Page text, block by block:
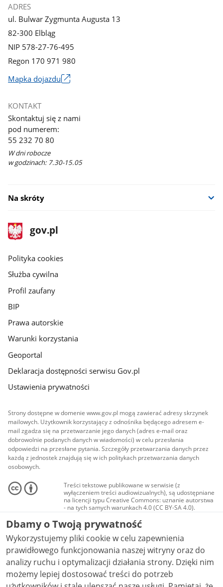
ADRES
ul. Bulwar Zygmunta Augusta 13
82-300 Elbląg
NIP 578-27-76-495
Regon 170 971 980
Mapka dojazdu
się
w
nowym
oknie
KONTAKT
Skontaktuj się z nami
pod numerem:
55 232 70 80
W dni robocze
w godzinach: 7.30-15.05
Na skróty
stopka
gov.pl
Strona
gov.pl
gov.pl
Polityka cookies
Służba cywilna
Profil zaufany
BIP
Prawa autorskie
Warunki korzystania
Geoportal
Deklaracja dostępności serwisu Gov.pl
Ustawienia prywatności
Strony dostępne w domenie www.gov.pl mogą zawierać adresy skrzynek
mailowych. Użytkownik korzystający z odnośnika będącego adresem e-
mail zgadza się na przetwarzanie jego danych (adres e-mail oraz
dobrowolnie podanych danych w wiadomości) w celu przesłania
odpowiedzi na przesłane pytania. Szczegóły przetwarzania danych przez
każdą z jednostek znajdują się w ich politykach przetwarzania danych
osobowych.
Treści tekstowe publikowane w serwisie (z
wyłączeniem treści audiowizualnych), są udostępniane
na licencji typu Creative Commons: uznanie autorstwa
- na tych samych warunkach 4.0 (CC BY-SA 4.0).
Materiały audiowizualne, w tym zdjęcia, materiały
audio i wideo, są udostępniane na licencji typu
Creative Commons: uznanie autorstwa użycie
niekomercyjne - bez utworów zależnych 4.0 (CC BY-
NC-ND 4.0), o ile nie jest to stwierdzone inaczej.
Dbamy o Twoją prywatność
Wykorzystujemy pliki cookie w celu zapewnienia
prawidłowego funkcjonowania naszej witryny oraz do
analizy ruchu i optymalizacji działania strony. Dzięki nim
możemy lepiej dostosować treści do potrzeb